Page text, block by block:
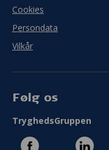
Cookies
Persondata
Vilkår
Følg os
TryghedsGruppen